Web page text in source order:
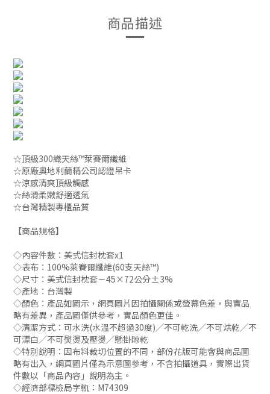
商品描述
☆頂級300織天絲™萊賽爾纖維
☆原廠奧地利蘭精公司認證吊卡
☆涼感清爽頂級觸感
☆絲滑柔嫩舒適透氣
☆台灣精製專櫃品質
【商品規格】
◇內容件數：美式信封枕套x1
◇表布：100%萊賽爾纖維(60支天絲™)
◇尺寸：美式信封枕套－45×72公分±3%
◇產地：台灣製
◇顏色：產品如圖示，網頁圖片因拍攝關係或螢幕色差，與實品
略有差異，產品圖僅供參考，實品顏色更佳。
◇清潔方式：可水洗(水溫不超過30度)╱不可乾洗╱不可烘乾╱不
可漂白╱不可熨燙及壓燙╱懸掛晾乾
◇特別說明：因布料裁切位置的不同，部份花版可能會與商品圖
略有出入，網頁圖片僅為示意圖參考，不含拍攝道具，實際出貨
件數以「商品內容」說明為主。
◇經濟部標檢局字軌：M74309